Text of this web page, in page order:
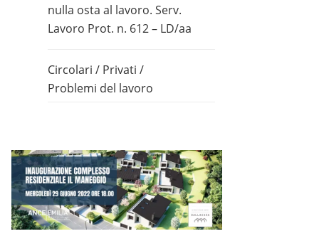
nulla osta al lavoro. Serv.
Lavoro Prot. n. 612 – LD/aa
Circolari / Privati /
Problemi del lavoro